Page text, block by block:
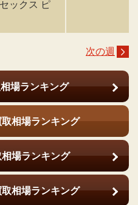
ックス ピ
次の週
場ランキング
相場ランキング
場ランキング
相場ランキング